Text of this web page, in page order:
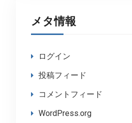
メタ情報
ログイン
投稿フィード
コメントフィード
WordPress.org